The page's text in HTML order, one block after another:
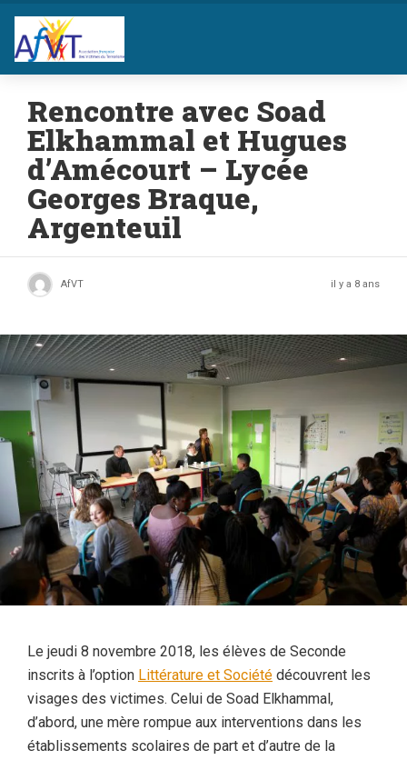
Rencontre avec Soad
Elkhammal et Hugues
d’Amécourt – Lycée
Georges Braque,
Argenteuil
AfVT il y a 8 ans
Le jeudi 8 novembre 2018, les élèves de Seconde
inscrits à l’option Littérature et Société découvrent les
visages des victimes. Celui de Soad Elkhammal,
d’abord, une mère rompue aux interventions dans les
établissements scolaires de part et d’autre de la